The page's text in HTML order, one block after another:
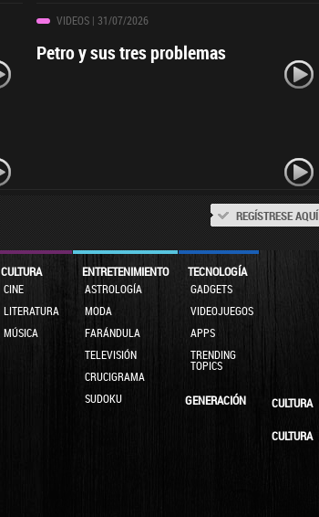
VIDEOS| 31/07/2026
Petro y sus tres problemas
REGÍSTRESE AQUÍ
CULTURA
CINE
LITERATURA
MÚSICA
ENTRETENIMIENTO
ASTROLOGÍA
MODA
FARÁNDULA
TELEVISIÓN
CRUCIGRAMA
SUDOKU
TECNOLOGÍA
GADGETS
VIDEOJUEGOS
APPS
TRENDING
TOPICS
GENERACIÓN
CULTURA
CULTURA